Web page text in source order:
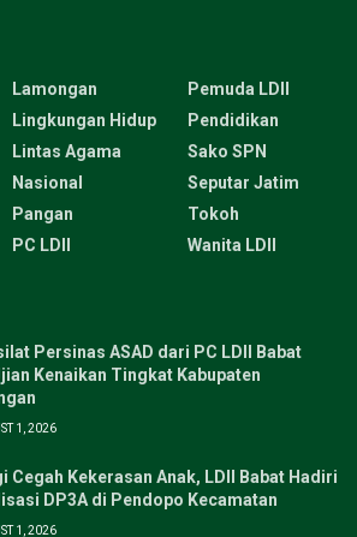
Lamongan
Lingkungan Hidup
Lintas Agama
Nasional
Pangan
PC LDII
Pemuda LDII
Pendidikan
Sako SPN
Seputar Jatim
Tokoh
Wanita LDII
Persinas ASAD dari PC LDII Babat
Kenaikan Tingkat Kabupaten
1, 2026
Cegah Kekerasan Anak, LDII Babat Hadiri
DP3A di Pendopo Kecamatan
1, 2026